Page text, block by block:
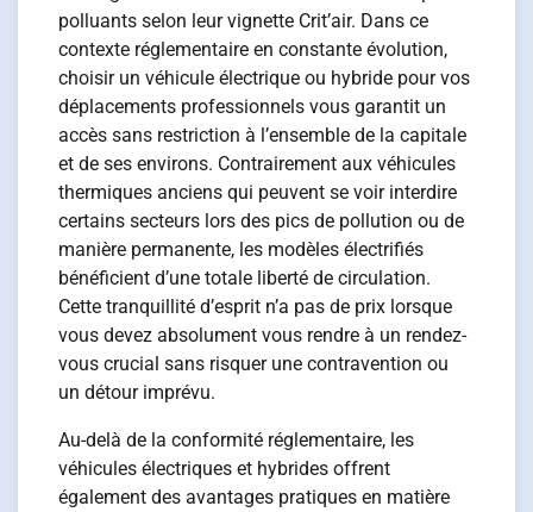
polluants selon leur vignette Crit’air. Dans ce
contexte réglementaire en constante évolution,
choisir un véhicule électrique ou hybride pour vos
déplacements professionnels vous garantit un
accès sans restriction à l’ensemble de la capitale
et de ses environs. Contrairement aux véhicules
thermiques anciens qui peuvent se voir interdire
certains secteurs lors des pics de pollution ou de
manière permanente, les modèles électrifiés
bénéficient d’une totale liberté de circulation.
Cette tranquillité d’esprit n’a pas de prix lorsque
vous devez absolument vous rendre à un rendez-
vous crucial sans risquer une contravention ou
un détour imprévu.
Au-delà de la conformité réglementaire, les
véhicules électriques et hybrides offrent
également des avantages pratiques en matière